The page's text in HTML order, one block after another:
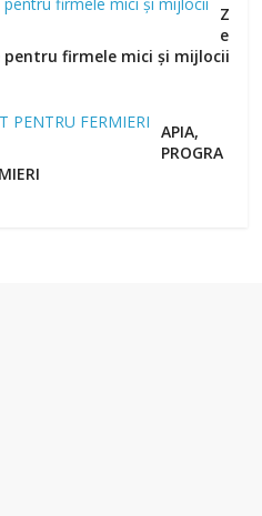
Z
e
firmele mici și mijlocii
APIA,
PROGRA